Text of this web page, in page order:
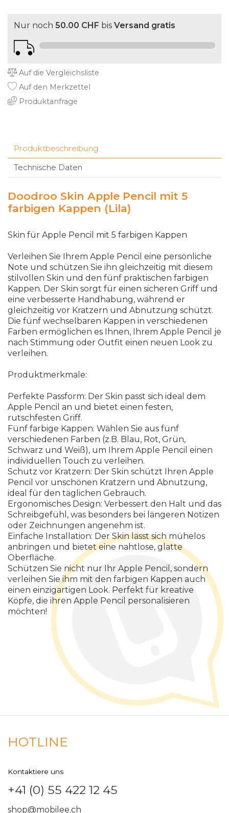
Nur noch 50.00 CHF bis Versand gratis
Auf die Vergleichsliste
Auf den Merkzettel
Produktanfrage
Produktbeschreibung
Technische Daten
Doodroo Skin Apple Pencil mit 5
farbigen Kappen (Lila)
Skin für Apple Pencil mit 5 farbigen Kappen
Verleihen Sie Ihrem Apple Pencil eine persönliche
Note und schützen Sie ihn gleichzeitig mit diesem
stilvollen Skin und den fünf praktischen farbigen
Kappen. Der Skin sorgt für einen sicheren Griff und
eine verbesserte Handhabung, während er
gleichzeitig vor Kratzern und Abnutzung schützt.
Die fünf wechselbaren Kappen in verschiedenen
Farben ermöglichen es Ihnen, Ihrem Apple Pencil je
nach Stimmung oder Outfit einen neuen Look zu
verleihen.
Produktmerkmale:
Perfekte Passform: Der Skin passt sich ideal dem
Apple Pencil an und bietet einen festen,
rutschfesten Griff.
Fünf farbige Kappen: Wählen Sie aus fünf
verschiedenen Farben (z.B. Blau, Rot, Grün,
Schwarz und Weiß), um Ihrem Apple Pencil einen
individuellen Touch zu verleihen.
Schutz vor Kratzern: Der Skin schützt Ihren Apple
Pencil vor unschönen Kratzern und Abnutzung,
ideal für den täglichen Gebrauch.
Ergonomisches Design: Verbessert den Halt und das
Schreibgefühl, was besonders bei längeren Notizen
oder Zeichnungen angenehm ist.
Einfache Installation: Der Skin lässt sich mühelos
anbringen und bietet eine nahtlose, glatte
Oberfläche.
Schützen Sie nicht nur Ihr Apple Pencil, sondern
verleihen Sie ihm mit den farbigen Kappen auch
einen einzigartigen Look. Perfekt für kreative
Köpfe, die ihren Apple Pencil personalisieren
möchten!
HOTLINE
Kontaktiere uns
+41 (0) 55 422 12 45
shop@mobilee.ch